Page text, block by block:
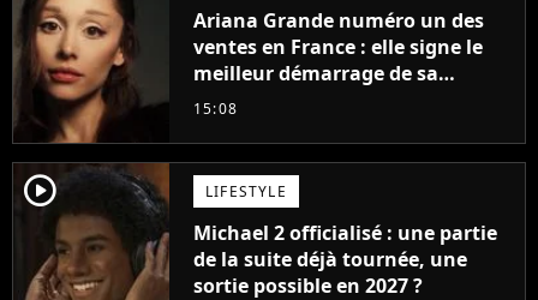
Ariana Grande numéro un des
ventes en France : elle signe le
meilleur démarrage de sa
carrière avec son album Petal
15:08
player2 LIFESTYLE
Michael 2 officialisé : une partie
de la suite déjà tournée, une
sortie possible en 2027 ?